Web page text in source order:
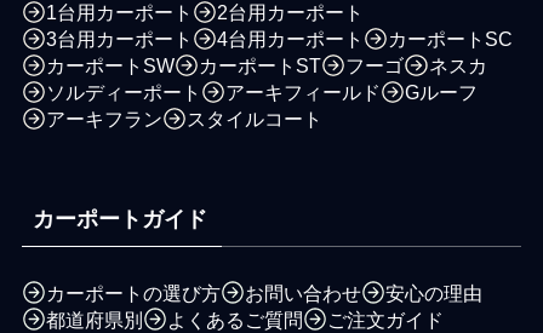
1台用カーポート
2台用カーポート
3台用カーポート
4台用カーポート
カーポートSC
カーポートSW
カーポートST フーゴ
ネスカ
ソルディーポート
アーキフィールド
Gルーフ
アーキフラン
スタイルコート
カーポートガイド
カーポートの選び方 お問い合わせ
安心の理由
都道府県別
よくあるご質問
ご注文ガイド